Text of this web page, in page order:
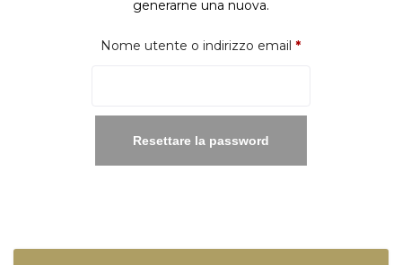
generarne una nuova.
Nome utente o indirizzo email *Richiesto
Resettare la password